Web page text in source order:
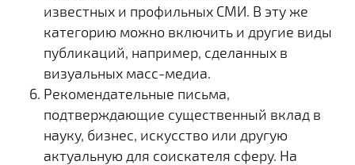
известных и профильных СМИ. В эту же
категорию можно включить и другие виды
публикаций, например, сделанных в
визуальных масс-медиа.
Рекомендательные письма,
подтверждающие существенный вклад в
науку, бизнес, искусство или другую
актуальную для соискателя сферу. На